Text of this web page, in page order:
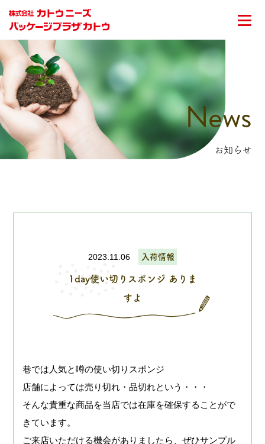
News
お知らせ
2023.11.06 入荷情報
1day使い切りスポンジ ありま
すよ
巷では人気と噂の使い切りスポンジ
店舗によっては売り切れ・品切れという・・・
そんな貴重な商品を当店では在庫を確保することがで
きています。
ご来店いただける機会がありましたら、ぜひサンプル